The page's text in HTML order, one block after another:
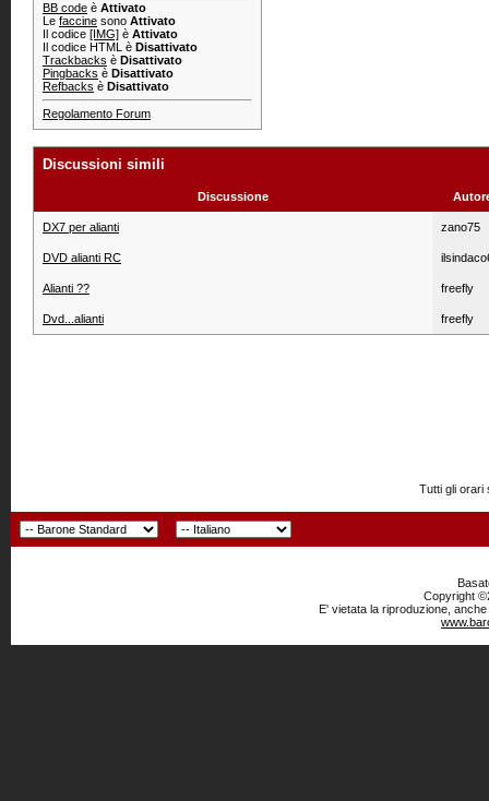
BB code è Attivato
Le faccine sono Attivato
Il codice [IMG] è Attivato
Il codice HTML è Disattivato
Trackbacks è Disattivato
Pingbacks è Disattivato
Refbacks è Disattivato
Regolamento Forum
Discussioni simili
Discussione
DX7 per alianti zano75
DVD alianti RC
Alianti ?? freefly
Dvd...alianti freefly
Tutti gli orari
Copyright
E' vietata la riproduzione,